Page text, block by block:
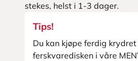
stekes, helst i 1-3 dager.
Tips!
Du kan kjøpe ferdig
ferskvaredisken i våre